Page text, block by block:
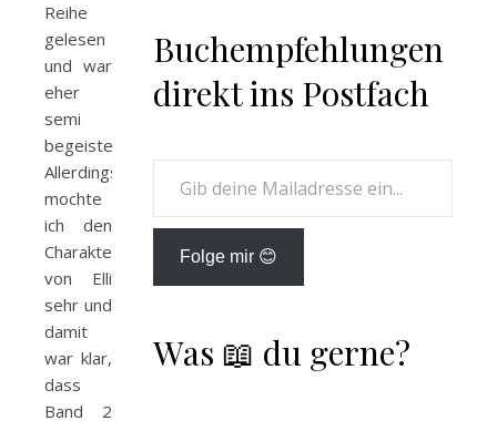
Reihe
gelesen
und war
eher
semi
begeistert.
Allerdings
mochte
ich den
Charakter
von Elli
sehr und
damit
war klar,
dass
Band 2
Buchempfehlungen
direkt ins Postfach
Folge mir 😊
Was 📖 du gerne?